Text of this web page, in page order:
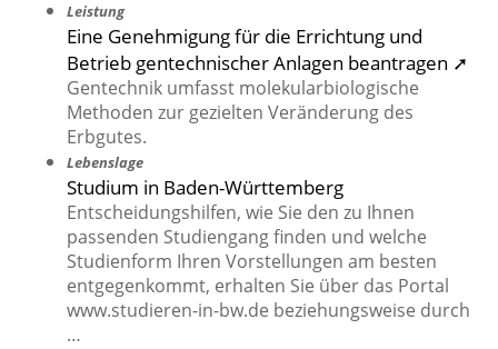
Leistung
Eine Genehmigung für die Errichtung und
Betrieb gentechnischer Anlagen beantragen ➚
Gentechnik umfasst molekularbiologische
Methoden zur gezielten Veränderung des
Erbgutes.
Lebenslage
Studium in Baden-Württemberg
Entscheidungshilfen, wie Sie den zu Ihnen
passenden Studiengang finden und welche
Studienform Ihren Vorstellungen am besten
entgegenkommt, erhalten Sie über das Portal
www.studieren-in-bw.de beziehungsweise durch
…